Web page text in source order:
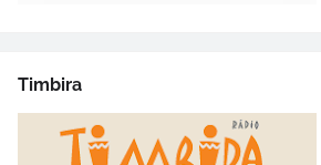
Timbira